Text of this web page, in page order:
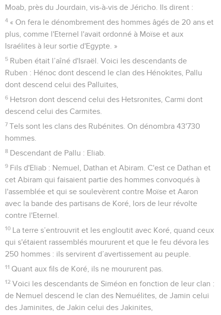
Moab, près du Jourdain, vis-à-vis de Jéricho. Ils dirent :
4 « On fera le dénombrement des hommes âgés de 20 ans et
plus, comme l'Eternel l'avait ordonné à Moïse et aux
Israélites à leur sortie d'Egypte. »
5 Ruben était l’aîné d'Israël. Voici les descendants de
Ruben : Hénoc dont descend le clan des Hénokites, Pallu
dont descend celui des Palluites,
6 Hetsron dont descend celui des Hetsronites, Carmi dont
descend celui des Carmites.
7 Tels sont les clans des Rubénites. On dénombra 43'730
hommes.
8 Descendant de Pallu : Eliab.
9 Fils d'Eliab : Nemuel, Dathan et Abiram. C'est ce Dathan et
cet Abiram qui faisaient partie des hommes convoqués à
l'assemblée et qui se soulevèrent contre Moïse et Aaron
avec la bande des partisans de Koré, lors de leur révolte
contre l'Eternel.
10 La terre s’entrouvrit et les engloutit avec Koré, quand ceux
qui s'étaient rassemblés moururent et que le feu dévora les
250 hommes : ils servirent d’avertissement au peuple.
11 Quant aux fils de Koré, ils ne moururent pas.
12 Voici les descendants de Siméon en fonction de leur clan :
de Nemuel descend le clan des Nemuélites, de Jamin celui
des Jaminites, de Jakin celui des Jakinites,